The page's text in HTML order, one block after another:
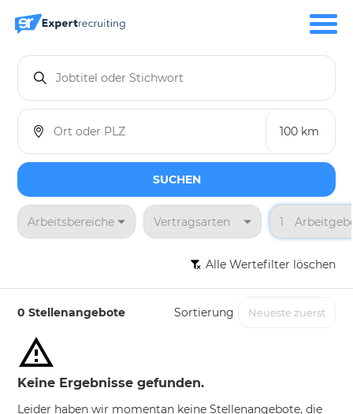
SUCHEN
Arbeitsbereiche Vertragsarten 1
Alle Wertefilter löschen
0 Stellenangebote Sortierung
Keine Ergebnisse gefunden.
Leider haben wir momentan keine Stellenangebote, die